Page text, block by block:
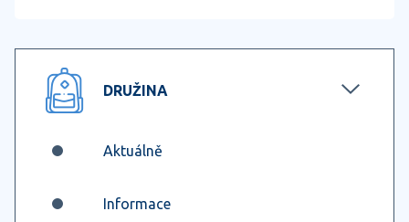
DRUŽINA
Aktuálně
Informace